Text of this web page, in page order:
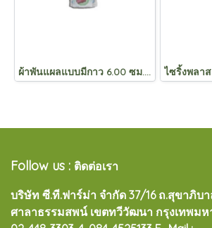
ผ้าพันแผลแบบมีกาว 6.00 ซม. (A77060)
Follow us : ติดต่อเรา
บริษัท ซี.ที.ฟาร์ม่า จำกัด 37/16 ถ.สุขาภิบ
ศาลาธรรมสพน์ เขตทวีวัฒนา กรุงเทพมห